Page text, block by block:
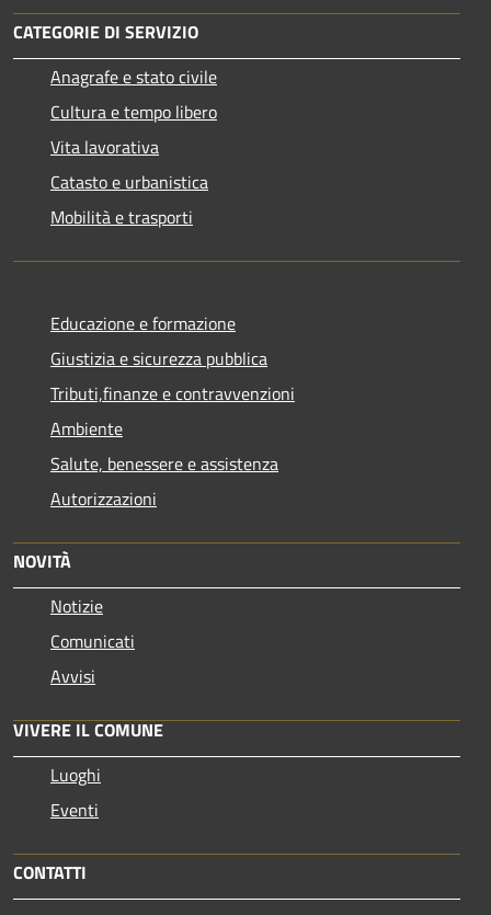
CATEGORIE DI SERVIZIO
Anagrafe e stato civile
Cultura e tempo libero
Vita lavorativa
Catasto e urbanistica
Mobilità e trasporti
Educazione e formazione
Giustizia e sicurezza pubblica
Tributi,finanze e contravvenzioni
Ambiente
Salute, benessere e assistenza
Autorizzazioni
NOVITÀ
Notizie
Comunicati
Avvisi
VIVERE IL COMUNE
Luoghi
Eventi
CONTATTI